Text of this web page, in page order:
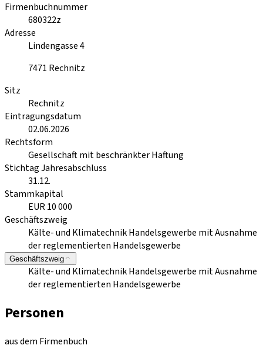
Firmenbuchnummer
680322z
Adresse
Lindengasse 4
7471 Rechnitz
Sitz
Rechnitz
Eintragungsdatum
02.06.2026
Rechtsform
Gesellschaft mit beschränkter Haftung
Stichtag Jahresabschluss
31.12.
Stammkapital
EUR 10 000
Geschäftszweig
Kälte- und Klimatechnik Handelsgewerbe mit Ausnahme
der reglementierten Handelsgewerbe
Geschäftszweig
Kälte- und Klimatechnik Handelsgewerbe mit Ausnahme
der reglementierten Handelsgewerbe
Personen
aus dem Firmenbuch